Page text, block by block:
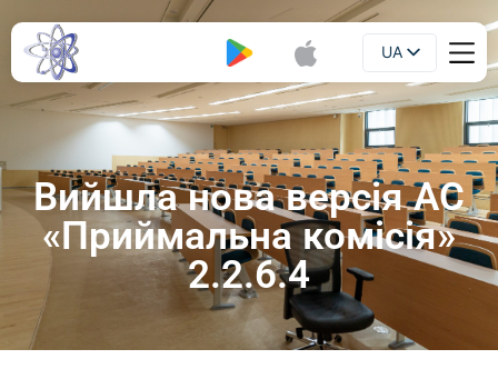
UA
EN
Вийшла нова версія АС
«Приймальна комісія»
2.2.6.4